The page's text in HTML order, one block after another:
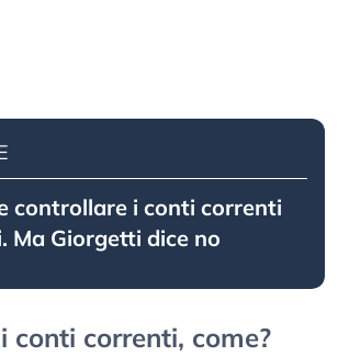
controllare i conti correnti
Ma Giorgetti dice no
conti correnti, come?